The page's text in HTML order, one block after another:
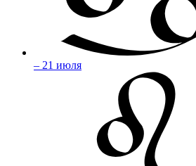
– 21 июля